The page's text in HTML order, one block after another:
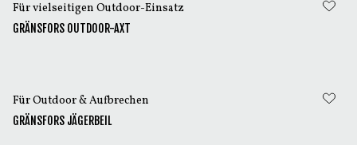
Für vielseitigen Outdoor-Einsatz
GRÄNSFORS OUTDOOR-AXT
Für Outdoor & Aufbrechen
GRÄNSFORS JÄGERBEIL